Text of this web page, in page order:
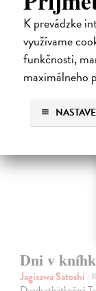
K prevádzke
využívame
funkčnosti,
maximálneho
30,22 €
32,85 € ?
Dni v
Jagisawa Satoshi |